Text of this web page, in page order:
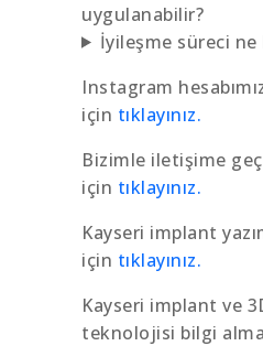
uygulanabilir?
İyileşme süreci
Instagram
için tıklayınız.
Bizimle iletişime
için tıklayınız.
Kayseri implant
için tıklayınız.
Kayseri implant ve
teknolojisi bilgi